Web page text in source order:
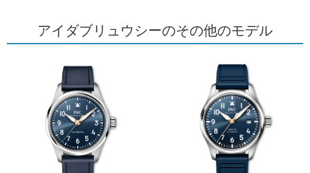
アイダブリュウシーのその他のモデル